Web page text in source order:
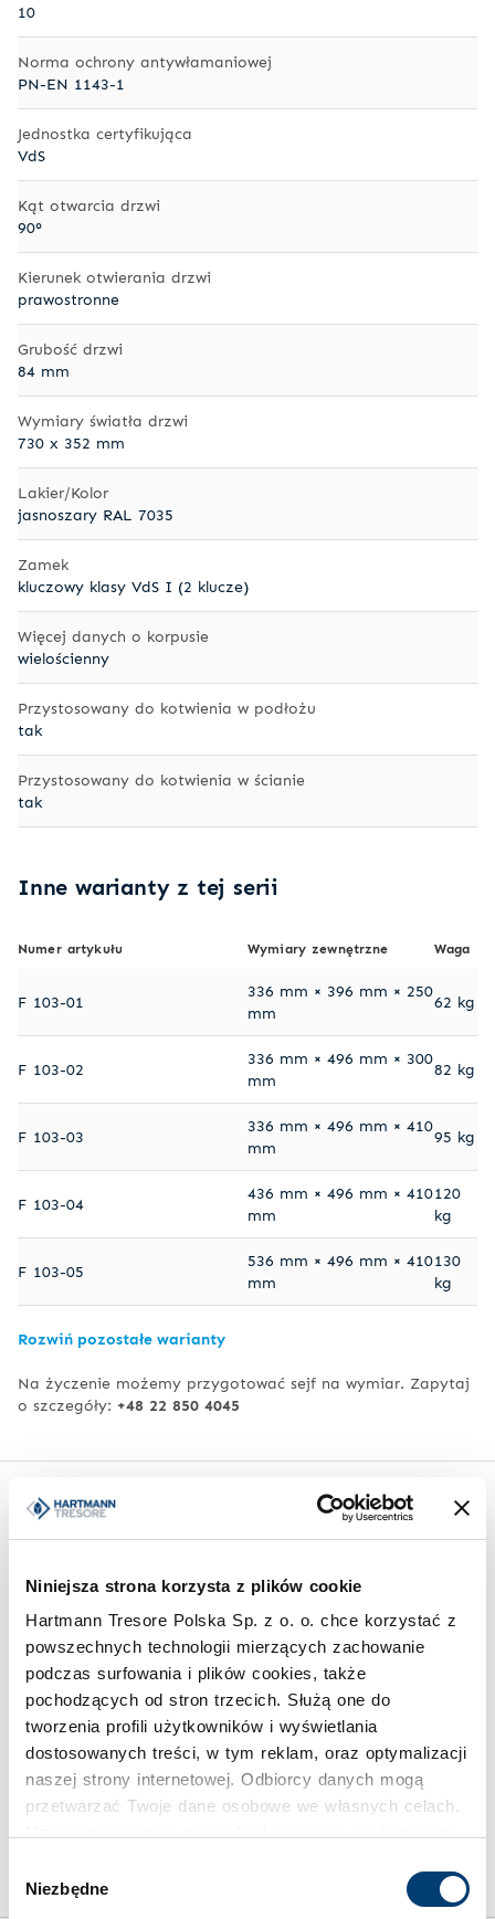
Niniejsza strona korzysta z plików cookie
Hartmann Tresore Polska Sp. z o. o. chce korzystać z
powszechnych technologii mierzących zachowanie
podczas surfowania i plików cookies, także
pochodzących od stron trzecich. Służą one do
tworzenia profili użytkowników i wyświetlania
dostosowanych treści, w tym reklam, oraz optymalizacji
naszej strony internetowej. Odbiorcy danych mogą
przetwarzać Twoje dane osobowe we własnych celach.
zgody
Niezbędne
10
Norma ochrony antywłamaniowej
PN-EN 1143-1
Jednostka certyfikująca
VdS
Kąt otwarcia drzwi
90°
Kierunek otwierania drzwi
prawostronne
Grubość drzwi
84 mm
Wymiary światła drzwi
730 x 352 mm
Lakier/Kolor
jasnoszary RAL 7035
Zamek
kluczowy klasy VdS I (2 klucze)
Więcej danych o korpusie
wielościenny
Przystosowany do kotwienia w podłożu
tak
Przystosowany do kotwienia w ścianie
tak
Inne warianty z tej serii
Numer artykułu Wymiary zewnętrzne Waga
F 103-01
336 mm × 396 mm × 250
mm
62 kg
F 103-02
336 mm × 496 mm × 300
mm
82 kg
F 103-03
336 mm × 496 mm × 410
mm
95 kg
F 103-04
436 mm × 496 mm × 410
mm
120
kg
F 103-05
536 mm × 496 mm × 410
mm
130
kg
Rozwiń pozostałe warianty
Na życzenie możemy przygotować sejf na wymiar. Zapytaj
o szczegóły: +48 22 850 4045
Podobne produkty z innych serii
SEJFY NA KLUCZE
Szafka na klucze, 2-
drzwiowa HTS 107-06
SZAFY PANCERNE NA
DOKUMENTY
Szafa na rejestry wiszące
HTH 220-03